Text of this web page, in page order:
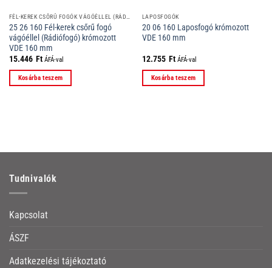
25 26 160 Fél-kerek csőrű fogó
vágóéllel (Rádiófogó) krómozott
VDE 160 mm
15.446 Ft ÁFÁ-val
Kosárba teszem
LAPOSFOGÓK
20 06 160 Laposfogó krómozott
VDE 160 mm
12.755 Ft ÁFÁ-val
Kosárba teszem
Tudnivalók
Kapcsolat
ÁSZF
Adatkezelési tájékoztató